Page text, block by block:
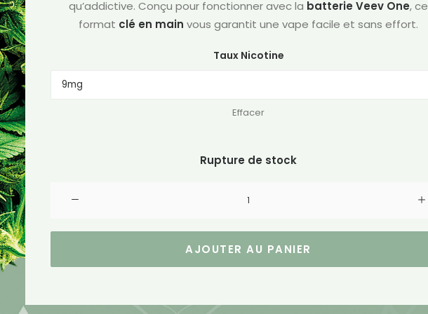
qu’addictive. Conçu pour fonctionner avec la batterie Veev One, ce
format clé en main vous garantit une vape facile et sans effort.
Taux Nicotine
Effacer
Rupture de stock
de
2
remplis
AJOUTER AU PANIER